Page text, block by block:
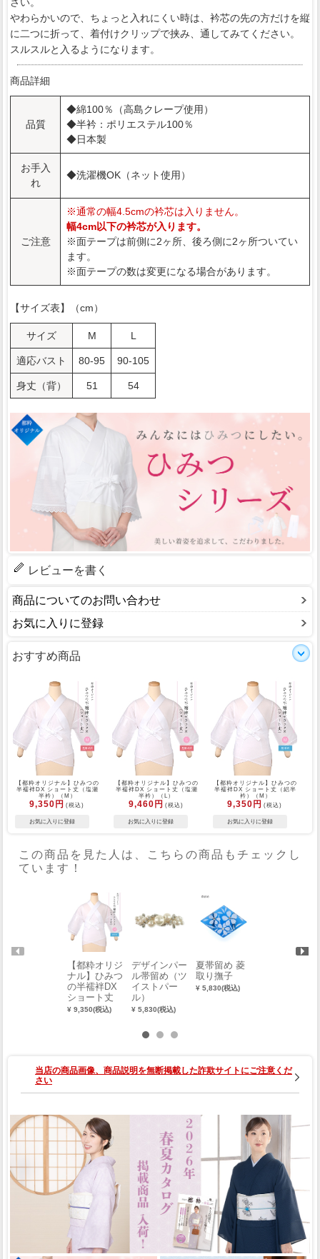
やわらかいので、ちょっと入れにくい時は、衿芯の先の方だけを縦
に二つに折って、着付けクリップで挟み、通してみてください。
スルスルと入るようになります。
商品詳細
品質
◆綿100％（高島クレープ使用）
◆半衿：ポリエステル100％
◆日本製
お手入
れ
◆洗濯機OK（ネット使用）
ご注意
※通常の幅4.5cmの衿芯は入りません。
幅4cm以下の衿芯が入ります。
※面テープは前側に2ヶ所、後ろ側に2ヶ所ついてい
ます。
※面テープの数は変更になる場合があります。
【サイズ表】（cm）
サイズ M L
適応バスト 80-95 90-105
身丈（背） 51 54
レビューを書く
商品についてのお問い合わせ
お気に入りに登録
おすすめ商品
【都粋オリジナル】ひみつの
半襦袢DX ショート丈（塩瀬
半衿）（M）
9,350円 (税込)
【都粋オリジナル】ひみつの
半襦袢DX ショート丈（塩瀬
半衿）（L）
9,460円 (税込)
【都粋オリジナル】ひみつの
半襦袢DX ショート丈（絽半
衿）（M）
9,350円 (税込)
この商品を見た人は、こちらの商品もチェックし
ています！
【都粋オリジ
ナル】ひみつ
の半襦袢DX
ショート丈
（絽半衿）
¥ 9,350(税込)
デザインパー
ル帯留め（ツ
イストパー
ル）
¥ 5,830(税込)
夏帯留め 菱
取り撫子
¥ 5,830(税込)
当店の商品画像、商品説明を無断掲載した詐欺サイトにご注意くだ
さい